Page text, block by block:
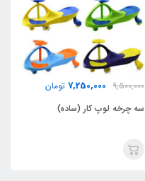
9,500,000
7,250,000 تومان
سه چرخه لوپ کار (ساده)